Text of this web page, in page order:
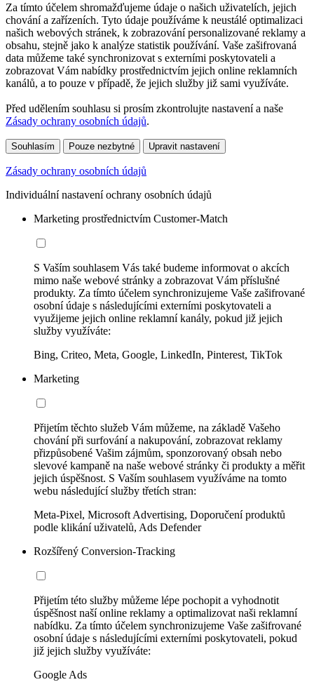
Za tímto účelem shromažďujeme údaje o našich uživatelích, jejich
chování a zařízeních. Tyto údaje používáme k neustálé optimalizaci
našich webových stránek, k zobrazování personalizované reklamy a
obsahu, stejně jako k analýze statistik používání. Vaše zašifrovaná
data můžeme také synchronizovat s externími poskytovateli a
zobrazovat Vám nabídky prostřednictvím jejich online reklamních
kanálů, a to pouze v případě, že jejich služby již sami využíváte.
Před udělením souhlasu si prosím zkontrolujte nastavení a naše
Zásady ochrany osobních údajů.
Souhlasím Pouze nezbytné Upravit nastavení
Zásady ochrany osobních údajů
Individuální nastavení ochrany osobních údajů
Marketing prostřednictvím Customer-Match
S Vaším souhlasem Vás také budeme informovat o akcích
mimo naše webové stránky a zobrazovat Vám příslušné
produkty. Za tímto účelem synchronizujeme Vaše zašifrované
osobní údaje s následujícími externími poskytovateli a
využijeme jejich online reklamní kanály, pokud již jejich
služby využíváte:
Bing, Criteo, Meta, Google, LinkedIn, Pinterest, TikTok
Marketing
Přijetím těchto služeb Vám můžeme, na základě Vašeho
chování při surfování a nakupování, zobrazovat reklamy
přizpůsobené Vašim zájmům, sponzorovaný obsah nebo
slevové kampaně na naše webové stránky či produkty a měřit
jejich úspěšnost. S Vaším souhlasem využíváme na tomto
webu následující služby třetích stran:
Meta-Pixel, Microsoft Advertising, Doporučení produktů
podle klikání uživatelů, Ads Defender
Rozšířený Conversion-Tracking
Přijetím této služby můžeme lépe pochopit a vyhodnotit
úspěšnost naší online reklamy a optimalizovat naši reklamní
nabídku. Za tímto účelem synchronizujeme Vaše zašifrované
osobní údaje s následujícími externími poskytovateli, pokud
již jejich služby využíváte:
Google Ads